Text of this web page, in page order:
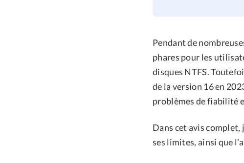
Pendant de
phares pour les
disques NTFS.
de la version 16 en
problèmes de fiabilité
Dans cet avis complet,
ses limites, ainsi que